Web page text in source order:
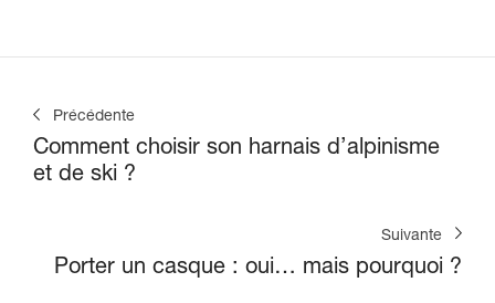
Précédente
Comment choisir son harnais d’alpinisme
et de ski ?
Suivante
Porter un casque : oui… mais pourquoi ?